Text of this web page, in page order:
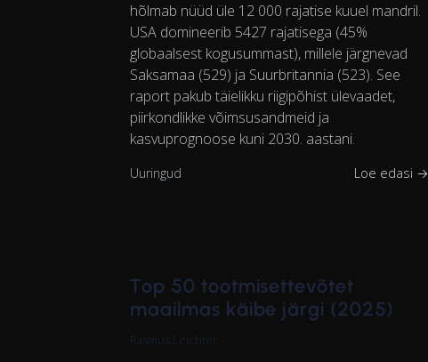
hõlmab nüüd üle 12 000 rajatise kuuel mandril.
USA domineerib 5427 rajatisega (45%
globaalsest kogusummast), millele järgnevad
Saksamaa (529) ja Suurbritannia (523). See
raport pakub täielikku riigipõhist ülevaadet,
piirkondlikke võimsusandmeid ja
kasvuprognoose kuni 2030. aastani.
Uuringud Loe edasi →
Top 50 tootmisettevõtet
maailmas käibe järgi (2025)
Rasmus Leichter